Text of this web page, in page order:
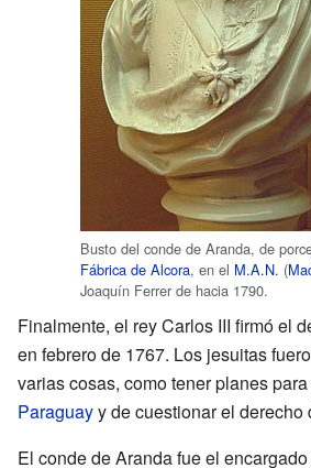
Busto del conde de Aranda, de
Fábrica de Alcora, en el M.A.N. (
Joaquín Ferrer de hacia 1790.
Finalmente, el rey Carlos III firmó el
en febrero de 1767. Los jesuitas
varias cosas, como tener planes
Paraguayy de cuestionar el derecho
El conde de Aranda fue el